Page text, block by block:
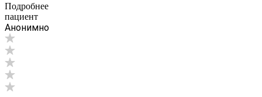
Подробнее
пациент
Анонимно